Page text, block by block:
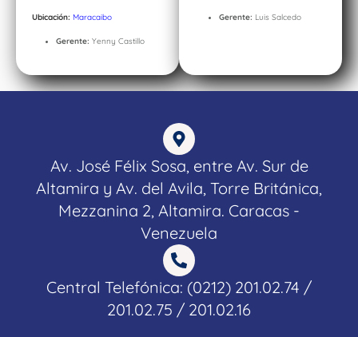
Ubicación: Maracaibo
Gerente: Yenny Castillo
Gerente: Luis Salcedo
Av. José Félix Sosa, entre Av. Sur de
Altamira y Av. del Avila, Torre Británica,
Mezzanina 2, Altamira. Caracas -
Venezuela
Central Telefónica: (0212) 201.02.74 /
201.02.75 / 201.02.16